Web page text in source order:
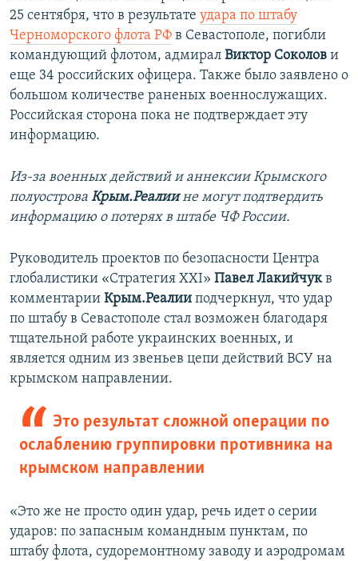
25 сентября, что в результате удара по штабу
Черноморского флота РФ в Севастополе, погибли
командующий флотом, адмирал Виктор Соколов и
еще 34 российских офицера. Также было заявлено о
большом количестве раненых военнослужащих.
Российская сторона пока не подтверждает эту
информацию.
Из-за военных действий и аннексии Крымского
полуострова Крым.Реалиине могут подтвердить
информацию о потерях в штабе ЧФ России.
Руководитель проектов по безопасности Центра
глобалистики «Стратегия ХХІ» Павел Лакийчукв
комментарии Крым.Реалии подчеркнул, что удар
по штабу в Севастополе стал возможен благодаря
тщательной работе украинских военных, и
является одним из звеньев цепи действий ВСУ на
крымском направлении.
Это результат сложной операции по
ослаблению группировки противника на
крымском направлении
«Это же не просто один удар, речь идет о серии
ударов: по запасным командным пунктам, по
штабу флота, судоремонтному заводу и аэродромам